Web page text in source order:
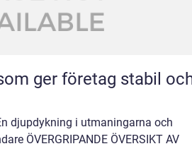
ger företag stabil
djupdykning i utmaningarna och
ÖVERGRIPANDE ÖVERSIKT AV